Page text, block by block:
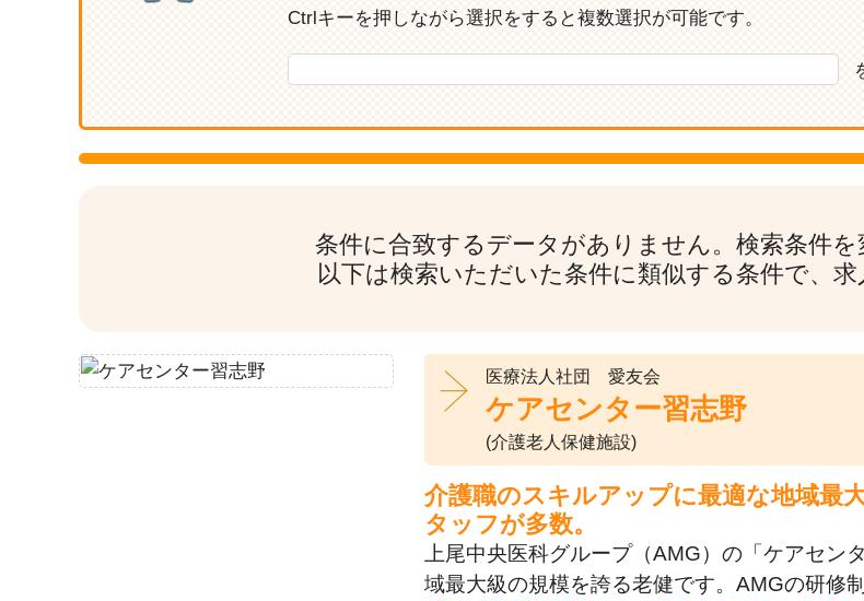
Ctrlキーを押しながら選択をすると複数選択が可能です。
条件に合致するデータがありません。検索条件を
以下は検索いただいた条件に類似する条件で、求
医療法人社団 愛友会
ケアセンター習志野
(介護老人保健施設)
介護職のスキルアップに最適な地域最
タッフが多数。
上尾中央医科グループ（AMG）の「ケアセ
域最大級の規模を誇る老健です。AMGの研修